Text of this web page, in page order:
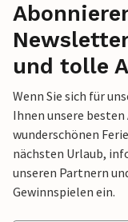
und tolle
Wenn Sie sich für
Ihnen unsere
wunderschönen
nächsten Urlaub,
unseren Partnern
Gewinnspielen ein.